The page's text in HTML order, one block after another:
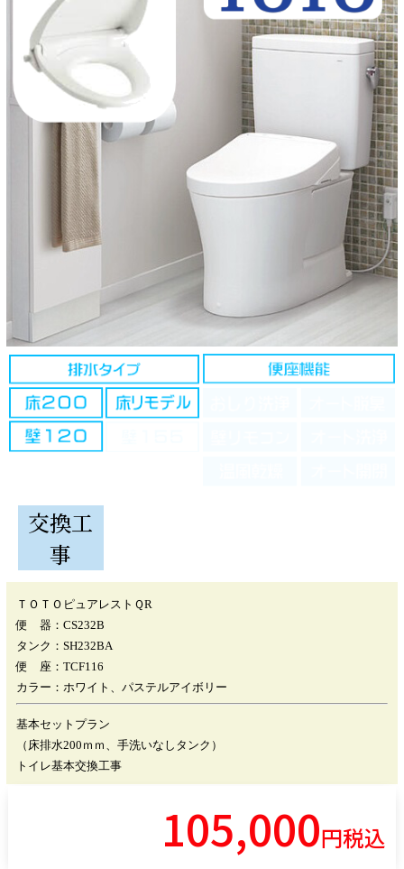
交換工
事
ＴＯＴＯピュアレストＱR
便 器：CS232B
タンク：SH232BA
便 座：TCF116
カラー：ホワイト、パステルアイボリー
基本セットプラン
（床排水200ｍｍ、手洗いなしタンク）
トイレ基本交換工事
105,000円税込